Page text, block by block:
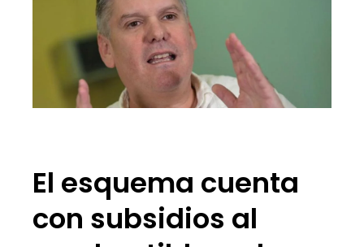
El esquema cuenta
con subsidios al